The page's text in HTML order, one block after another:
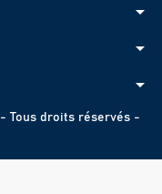
arrow_drop_down
arrow_drop_down
arrow_drop_down
- Tous droits réservés -